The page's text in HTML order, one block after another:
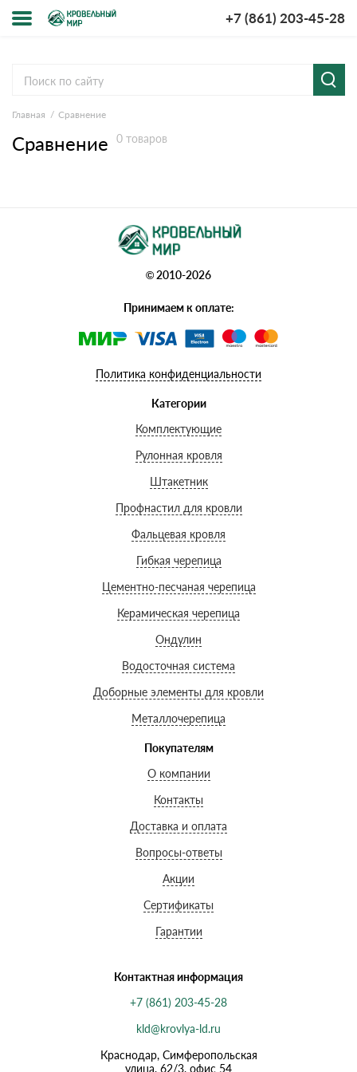
+7 (861) 203-45-28
компании
и оплата
Главная Сравнение
Сравнение 0 товаров
© 2010-2026
Принимаем к оплате:
Политика конфиденциальности
Категории
Комплектующие
Рулонная кровля
Штакетник
Профнастил для кровли
Фальцевая кровля
Гибкая черепица
Цементно-песчаная черепица
Керамическая черепица
Ондулин
Водосточная система
Доборные элементы для кровли
Металлочерепица
Покупателям
О компании
Контакты
Доставка и оплата
Вопросы-ответы
Акции
Сертификаты
Гарантии
Контактная информация
+7 (861) 203-45-28
kld@krovlya-ld.ru
Краснодар, Симферопольская
улица, 62/3, офис 54